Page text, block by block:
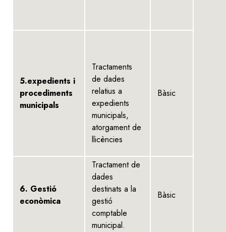
5.expedients i
procediments
municipals
Tractaments
de dades
relatius a
expedients
municipals,
atorgament de
llicències
Bàsic
6. Gestió
econòmica
Tractament de
dades
destinats a la
gestió
comptable
municipal.
Bàsic